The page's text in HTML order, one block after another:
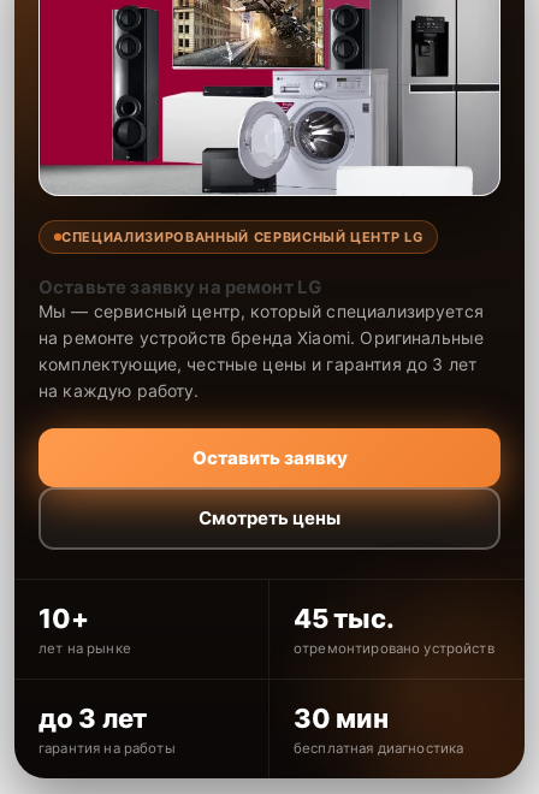
СПЕЦИАЛИЗИРОВАННЫЙ СЕРВИСНЫЙ ЦЕНТР LG
Оставьте заявку на ремонт LG
Мы — сервисный центр, который специализируется
на ремонте устройств бренда Xiaomi. Оригинальные
комплектующие, честные цены и гарантия до 3 лет
на каждую работу.
Оставить заявку
Смотреть цены
10+
лет на рынке
45 тыс.
отремонтировано устройств
до 3 лет
гарантия на работы
30 мин
бесплатная диагностика